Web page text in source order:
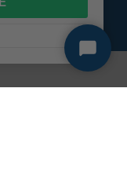
forbeholdes |